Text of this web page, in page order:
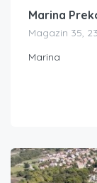
Marina
Magazin 35,
Marina